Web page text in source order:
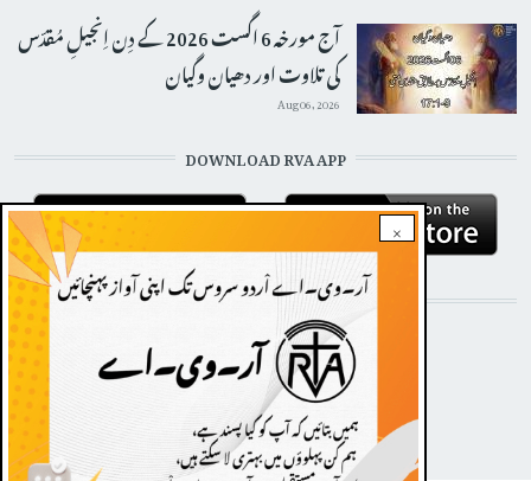
×
آج مورخہ 6 اگست 2026 کے دِن اِنجیلِ مُقدّس
کی تلاوت اور دھیان وگیان
Aug 06, 2026
DOWNLOAD RVA APP
STAY CONNECTED WITH US!